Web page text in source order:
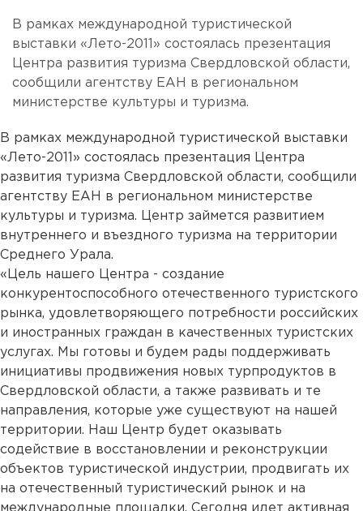
В рамках международной туристической
выставки «Лето-2011» состоялась презентация
Центра развития туризма Свердловской области,
сообщили агентству ЕАН в региональном
министерстве культуры и туризма.
В рамках международной туристической выставки
«Лето-2011» состоялась презентация Центра
развития туризма Свердловской области, сообщили
агентству ЕАН в региональном министерстве
культуры и туризма. Центр займется развитием
внутреннего и въездного туризма на территории
Среднего Урала.
«Цель нашего Центра - создание
конкурентоспособного отечественного туристского
рынка, удовлетворяющего потребности российских
и иностранных граждан в качественных туристских
услугах. Мы готовы и будем рады поддерживать
инициативы продвижения новых турпродуктов в
Свердловской области, а также развивать и те
направления, которые уже существуют на нашей
территории. Наш Центр будет оказывать
содействие в восстановлении и реконструкции
объектов туристической индустрии, продвигать их
на отечественный туристический рынок и на
международные площадки. Сегодня идет активная